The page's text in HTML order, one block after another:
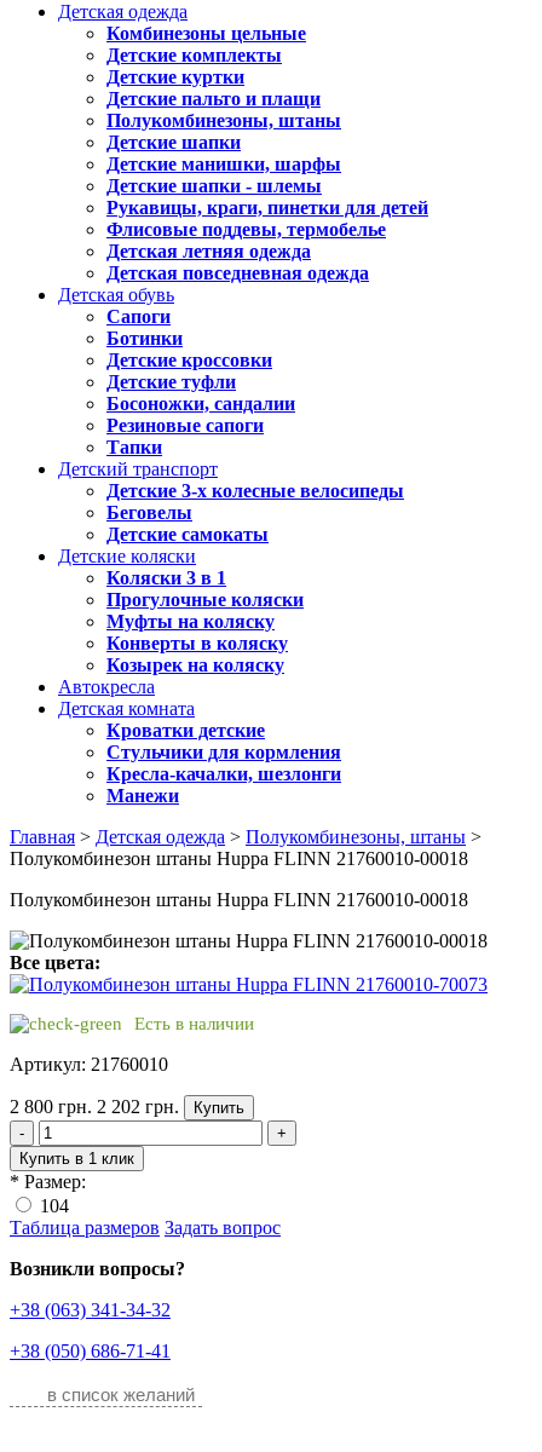
Детская одежда
Комбинезоны цельные
Детские комплекты
Детские куртки
Детские пальто и плащи
Полукомбинезоны, штаны
Детские шапки
Детские манишки, шарфы
Детские шапки - шлемы
Рукавицы, краги, пинетки для детей
Флисовые поддевы, термобелье
Детская летняя одежда
Детская повседневная одежда
Детская обувь
Сапоги
Ботинки
Детские кроссовки
Детские туфли
Босоножки, сандалии
Резиновые сапоги
Тапки
Детский транспорт
Детские 3-х колесные велосипеды
Беговелы
Детские самокаты
Детские коляски
Коляски 3 в 1
Прогулочные коляски
Муфты на коляску
Конверты в коляску
Козырек на коляску
Автокресла
Детская комната
Кроватки детские
Стульчики для кормления
Кресла-качалки, шезлонги
Манежи
Главная > Детская одежда > Полукомбинезоны, штаны >
Полукомбинезон штаны Huppa FLINN 21760010-00018
Полукомбинезон штаны Huppa FLINN 21760010-00018
Все цвета:
Есть в наличии
Артикул: 21760010
2 800 грн. 2 202 грн.
Купить
-
+
Купить в 1 клик
* Размер:
104
Таблица размеров Задать вопрос
Возникли вопросы?
+38 (063) 341-34-32
+38 (050) 686-71-41
в список желаний